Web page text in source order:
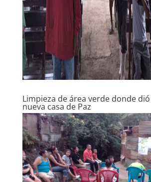
Limpieza de área verde donde
nueva casa de Paz